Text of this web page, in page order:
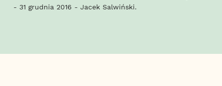
- 31 grudnia 2016 - Jacek Salwiński.